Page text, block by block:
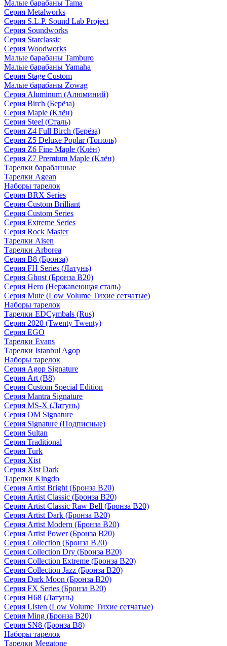
Малые барабаны Tama
Серия Metalworks
Серия S.L.P. Sound Lab Project
Серия Soundworks
Серия Starclassic
Серия Woodworks
Малые барабаны Tamburo
Малые барабаны Yamaha
Серия Stage Custom
Малые барабаны Zowag
Серия Aluminum (Алюминий)
Серия Birch (Берёза)
Серия Maple (Клён)
Серия Steel (Сталь)
Серия Z4 Full Birch (Берёза)
Серия Z5 Deluxe Poplar (Тополь)
Серия Z6 Fine Maple (Клён)
Серия Z7 Premium Maple (Клён)
Тарелки барабанные
Тарелки Agean
Наборы тарелок
Серия BRX Series
Серия Custom Brilliant
Серия Custom Series
Серия Extreme Series
Серия Rock Master
Тарелки Aisen
Тарелки Arborea
Серия B8 (Бронза)
Серия FH Series (Латунь)
Серия Ghost (Бронза B20)
Серия Hero (Нержавеющая сталь)
Серия Mute (Low Volume Тихие сетчатые)
Наборы тарелок
Тарелки EDCymbals (Rus)
Серия 2020 (Twenty Twenty)
Серия EGO
Тарелки Evans
Тарелки Istanbul Agop
Наборы тарелок
Серия Agop Signature
Серия Art (B8)
Серия Custom Special Edition
Серия Mantra Signature
Серия MS-X (Латунь)
Серия OM Signature
Серия Signature (Подписные)
Серия Sultan
Серия Traditional
Серия Turk
Серия Xist
Серия Xist Dark
Тарелки Kingdo
Серия Artist Bright (Бронза B20)
Серия Artist Classic (Бронза B20)
Серия Artist Classic Raw Bell (Бронза B20)
Серия Artist Dark (Бронза B20)
Серия Artist Modern (Бронза B20)
Серия Artist Power (Бронза B20)
Серия Collection (Бронза B20)
Серия Collection Dry (Бронза B20)
Серия Collection Extreme (Бронза B20)
Серия Collection Jazz (Бронза B20)
Серия Dark Moon (Бронза B20)
Серия FX Series (Бронза B20)
Серия H68 (Латунь)
Серия Listen (Low Volume Тихие сетчатые)
Серия Ming (Бронза B20)
Серия SN8 (Бронза B8)
Наборы тарелок
Тарелки Megatone